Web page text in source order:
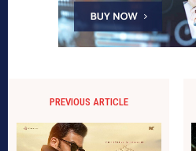
PREVIOUS ARTICLE